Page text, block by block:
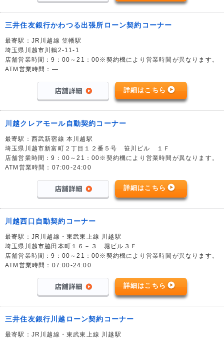
三井住友銀行かわつる出張所ローン契約コーナー
最寄駅：JR川越線 笠幡駅
埼玉県川越市川鶴2-11-1
店舗営業時間：9：00～21：00※契約機により営業時間が異なります。
ATM営業時間：―
詳細はこちら
川越クレアモール自動契約コーナー
最寄駅：西武新宿線 本川越駅
埼玉県川越市新富町２丁目１２番５号 笹川ビル １Ｆ
店舗営業時間：9：00～21：00※契約機により営業時間が異なります。
ATM営業時間：07:00-24:00
詳細はこちら
川越西口自動契約コーナー
最寄駅：JR川越線・東武東上線 川越駅
埼玉県川越市脇田本町１６－３ 堀ビル３Ｆ
店舗営業時間：9：00～21：00※契約機により営業時間が異なります。
ATM営業時間：07:00-24:00
詳細はこちら
三井住友銀行川越ローン契約コーナー
最寄駅：JR川越線・東武東上線 川越駅